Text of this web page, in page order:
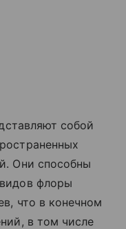
собой
Они способны
флоры
что в конечном
в том числе